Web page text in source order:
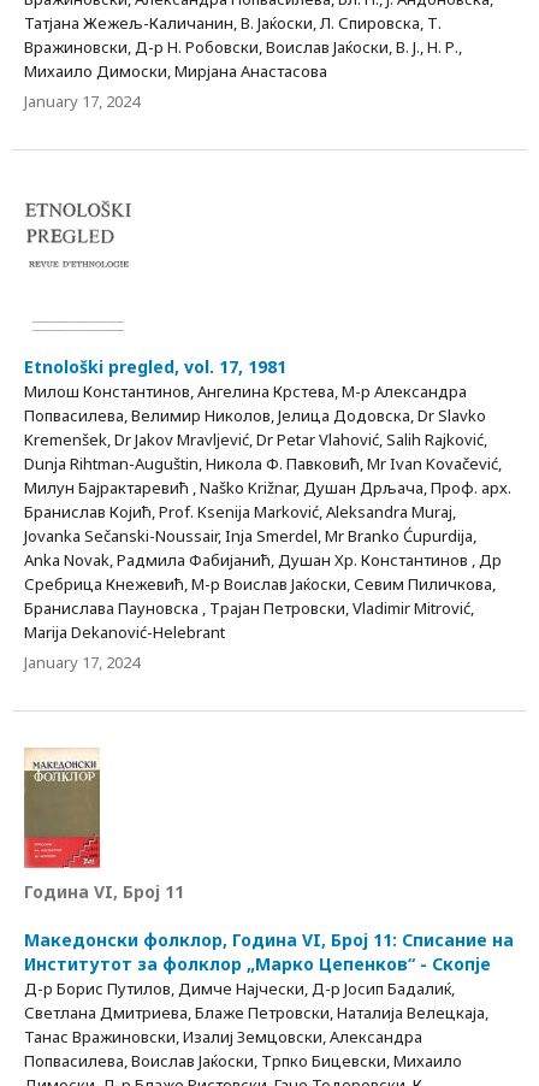
Татјана Жежељ-Каличанин, В. Јаќоски, Л. Спировска, Т.
Вражиновски, Д-р Н. Робовски, Воислав Јаќоски, В. Ј., Н. Р.,
Михаило Димоски, Мирјана Анастасова
January 17, 2024
Etnološki pregled, vol. 17, 1981
Милош Константинов, Ангелина Крстева, М-р Александра
Попвасилева, Велимир Николов, Јелица Додовска, Dr Slavko
Kremenšek, Dr Jakov Mravljević, Dr Petar Vlahović, Salih Rajković,
Dunja Rihtman-Auguštin, Никола Ф. Павковић, Mr Ivan Kovačević,
Милун Бајрактаревић , Naško Križnar, Душан Дрљача, Проф. арх.
Бранислав Којић, Prof. Ksenija Marković, Aleksandra Muraj,
Jovanka Sečanski-Noussair, Inja Smerdel, Mr Branko Ćupurdija,
Anka Novak, Радмила Фабијанић, Душан Хр. Константинов , Др
Сребрица Кнежевић, М-р Воислав Јаќоски, Севим Пиличкова,
Бранислава Пауновска , Трајан Петровски, Vladimir Mitrović,
Marija Dekanović-Helebrant
January 17, 2024
Година VI, Број 11
Македонски фолклор, Година VI, Број 11: Списание на
Институтот за фолклор „Марко Цепенков“ - Скопје
Д-р Борис Путилов, Димче Најчески, Д-р Јосип Бадалиќ,
Светлана Дмитриева, Блаже Петровски, Наталија Велецкаја,
Танас Вражиновски, Изалиј Земцовски, Александра
Попвасилева, Воислав Јаќоски, Трпко Бицевски, Михаило